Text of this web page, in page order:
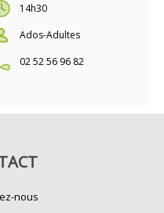
14h30
Ados-Adultes
02 52 56 96 82
nous